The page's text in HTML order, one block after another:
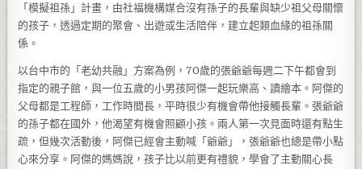
「模擬祖孫」計畫，由社福機構媒合沒有孫子的長輩與缺少祖父母關懷
的孩子，透過定期的聚會、出遊或生活陪伴，建立起類血緣的祖孫關
係。
以台中市的「老幼共融」方案為例，70歲的張爺爺每週二下午都會到
指定的親子館，與一位五歲的小男孩阿傑一起玩樂高、讀繪本。阿傑的
父母都是工程師，工作時間長，平時很少有機會帶他接觸長輩。張爺爺
的孫子都在國外，他渴望有機會照顧小孩。兩人第一次見面時還有點生
疏，但幾次活動後，阿傑已經會主動喊「爺爺」，張爺爺也總是帶小點
心來分享。阿傑的媽媽說，孩子比以前更有禮貌，學會了主動關心長